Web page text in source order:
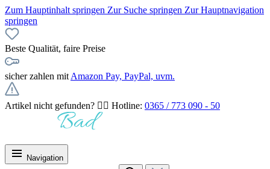
Zum Hauptinhalt springen Zur Suche springen Zur Hauptnavigation
springen
Beste Qualität, faire Preise
sicher zahlen mit Amazon Pay, PayPal, uvm.
Artikel nicht gefunden? 👉🏻 Hotline: 0365 / 773 090 - 50
Navigation